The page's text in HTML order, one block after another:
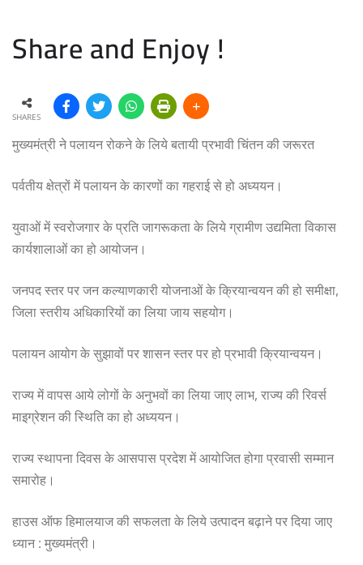
Share and Enjoy !
SHARES
मुख्यमंत्री ने पलायन रोकने के लिये बतायी प्रभावी चिंतन की जरूरत
पर्वतीय क्षेत्रों में पलायन के कारणों का गहराई से हो अध्ययन।
युवाओं में स्वरोजगार के प्रति जागरूकता के लिये ग्रामीण उद्यमिता विकास
कार्यशालाओं का हो आयोजन।
जनपद स्तर पर जन कल्याणकारी योजनाओं के क्रियान्वयन की हो समीक्षा,
जिला स्तरीय अधिकारियों का लिया जाय सहयोग।
पलायन आयोग के सुझावों पर शासन स्तर पर हो प्रभावी क्रियान्वयन।
राज्य में वापस आये लोगों के अनुभवों का लिया जाए लाभ, राज्य की रिवर्स
माइग्रेशन की स्थिति का हो अध्ययन।
राज्य स्थापना दिवस के आसपास प्रदेश में आयोजित होगा प्रवासी सम्मान
समारोह।
हाउस ऑफ हिमालयाज की सफलता के लिये उत्पादन बढ़ाने पर दिया जाए
ध्यान : मुख्यमंत्री।